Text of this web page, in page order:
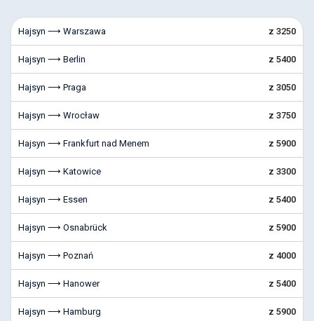
Hajsyn ⟶ Warszawa z 3250
Hajsyn ⟶ Berlin z 5400
Hajsyn ⟶ Praga z 3050
Hajsyn ⟶ Wrocław z 3750
Hajsyn ⟶ Frankfurt nad Menem z 5900
Hajsyn ⟶ Katowice z 3300
Hajsyn ⟶ Essen z 5400
Hajsyn ⟶ Osnabrück z 5900
Hajsyn ⟶ Poznań z 4000
Hajsyn ⟶ Hanower z 5400
Hajsyn ⟶ Hamburg z 5900